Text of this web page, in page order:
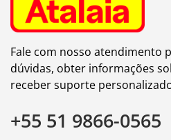
Fale com nosso atendimento
dúvidas, obter informações
receber suporte
+55 51 9866-0565